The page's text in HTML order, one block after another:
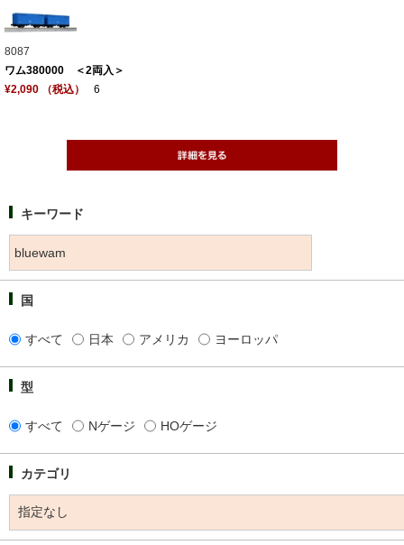
8087
ワム380000 ＜2両入＞
¥2,090 （税込）
6
キーワード
国
すべて 日本 アメリカ ヨーロッパ
型
すべて Nゲージ HOゲージ
カテゴリ